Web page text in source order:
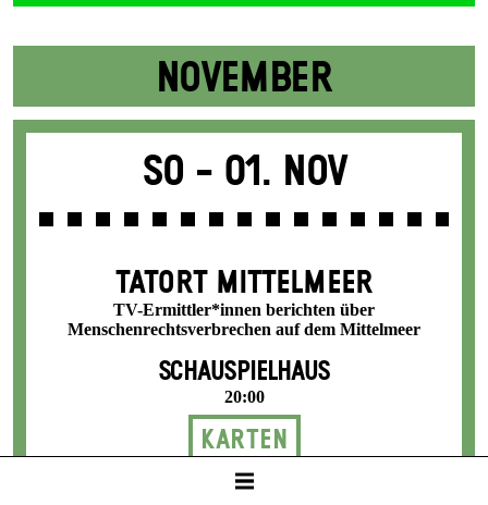
NOVEMBER
So - 01. Nov
TATORT MITTELMEER
TV-Ermittler*innen berichten über
Menschenrechtsverbrechen auf dem Mittelmeer
SCHAUSPIELHAUS
20:00
Karten
8 / 24 / 31 / 36 / 42 €